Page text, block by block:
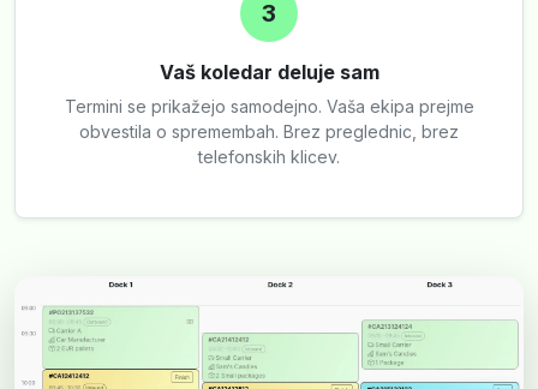
3
Vaš koledar deluje sam
Termini se prikažejo samodejno. Vaša ekipa prejme
obvestila o spremembah. Brez preglednic, brez
telefonskih klicev.